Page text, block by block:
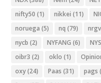
nifty50 (1) nikkei (11)
noruega (5) nq (79) nrgv
nycb (2) NYFANG (6)
oibr3 (2) oklo (1)
oxy(24) Paas (31) pags